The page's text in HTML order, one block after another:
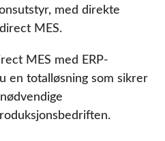
med direkte
MES.
MES med ERP-
en totalløsning som sikrer